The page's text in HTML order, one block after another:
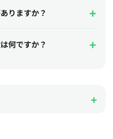
りますか？
何ですか？